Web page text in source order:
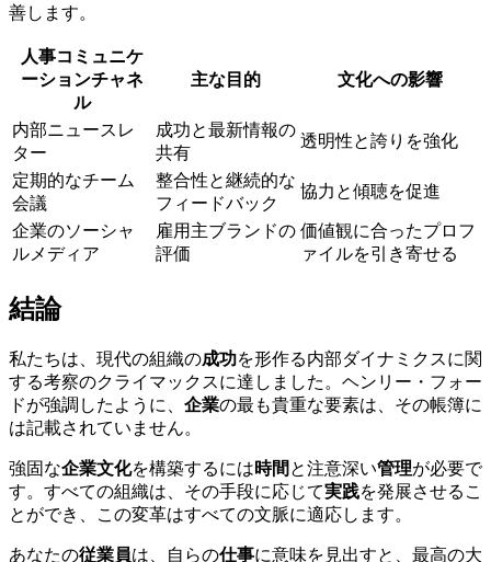
善します。
人事コミュニケ
ーションチャネ
ル
主な目的 文化への影響
内部ニュースレ
ター
成功と最新情報の
共有
透明性と誇りを強化
定期的なチーム
会議
整合性と継続的な
フィードバック
協力と傾聴を促進
企業のソーシャ
ルメディア
雇用主ブランドの
評価
価値観に合ったプロフ
ァイルを引き寄せる
結論
私たちは、現代の組織の成功を形作る内部ダイナミクスに関
する考察のクライマックスに達しました。ヘンリー・フォー
ドが強調したように、 企業の最も貴重な要素は、その帳簿に
は記載されていません。
強固な企業文化を構築するには時間 と注意深い管理が必要で
す。すべての組織は、その手段に応じて実践を発展させるこ
とができ、この変革はすべての文脈に適応します。
あなたの従業員は、自らの仕事に意味を見出すと、最高の大